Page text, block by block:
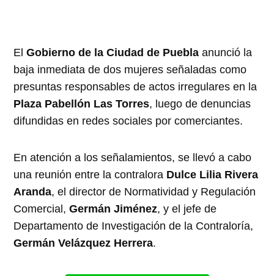
ElGobierno de la Ciudad de Puebla anunció la
baja inmediata de dos mujeres señaladas como
presuntas responsables de actos irregulares en la
Plaza Pabellón Las Torres, luego de denuncias
difundidas en redes sociales por comerciantes.
En atención a los señalamientos, se llevó a cabo
una reunión entre la contralora Dulce Lilia Rivera
Aranda, el director de Normatividad y Regulación
Comercial,Germán Jiménez, y el jefe de
Departamento de Investigación de la Contraloría,
Germán Velázquez Herrera.